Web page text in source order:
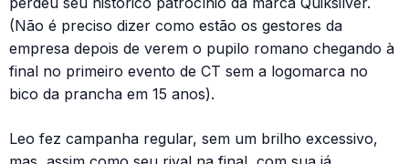
(Não é preciso dizer como estão os gestores da
empresa depois de verem o pupilo romano chegando à
final no primeiro evento de CT sem a logomarca no
bico da prancha em 15 anos).
Leo fez campanha regular, sem um brilho excessivo,